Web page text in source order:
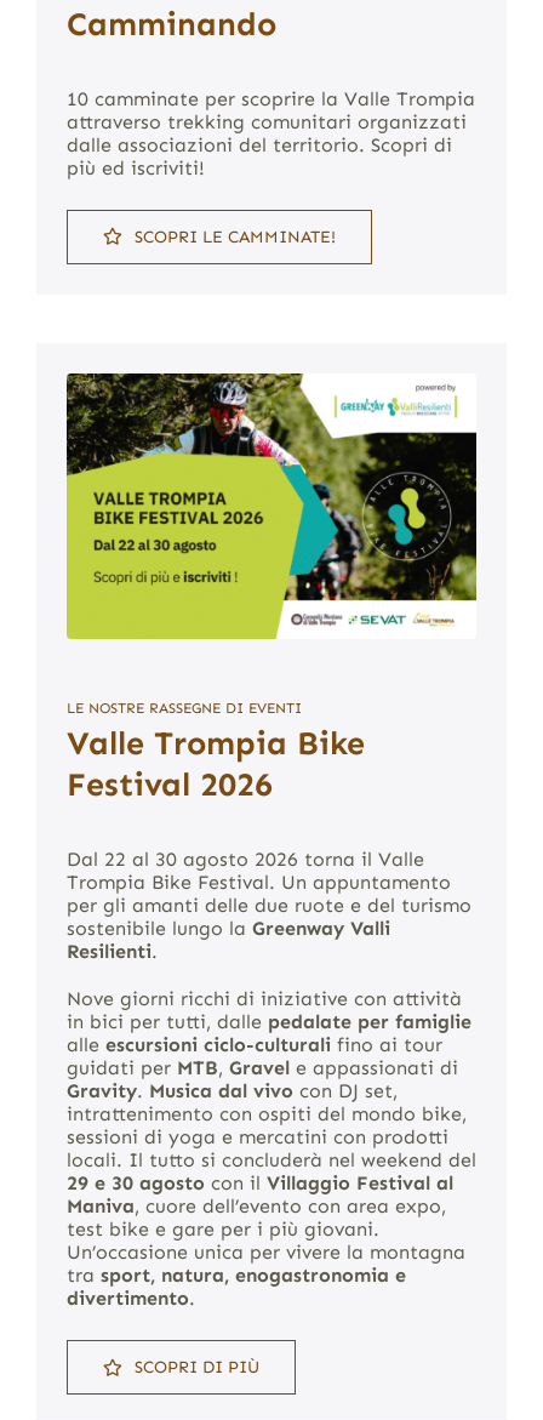
Camminando
10 camminate per scoprire la Valle Trompia
attraverso trekking comunitari organizzati
dalle associazioni del territorio. Scopri di
più ed iscriviti!
SCOPRI LE CAMMINATE!
LE NOSTRE RASSEGNE DI EVENTI
Valle Trompia Bike
Festival 2026
Dal 22 al 30 agosto 2026 torna il Valle
Trompia Bike Festival. Un appuntamento
per gli amanti delle due ruote e del turismo
sostenibile lungo la Greenway Valli
Resilienti.
Nove giorni ricchi di iniziative con attività
in bici per tutti, dalle pedalate per famiglie
alle escursioni ciclo-culturalifino ai tour
guidati per MTB, Gravele appassionati di
Gravity. Musica dal vivo con DJ set,
intrattenimento con ospiti del mondo bike,
sessioni di yoga e mercatini con prodotti
locali. Il tutto si concluderà nel weekend del
29 e 30 agosto con il Villaggio Festival al
Maniva, cuore dell’evento con area expo,
test bike e gare per i più giovani.
Un’occasione unica per vivere la montagna
tra sport, natura, enogastronomia e
divertimento.
SCOPRI DI PIÙ